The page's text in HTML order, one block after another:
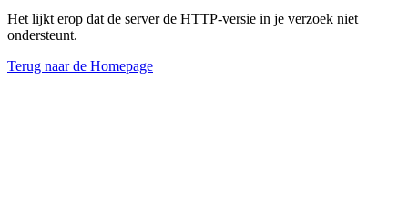
Het lijkt erop dat de server de HTTP-versie in je verzoek niet
ondersteunt.
Terug naar de Homepage